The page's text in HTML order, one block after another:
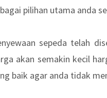
pilihan utama anda
sepeda telah
akan semakin kecil
baik agar anda tidak